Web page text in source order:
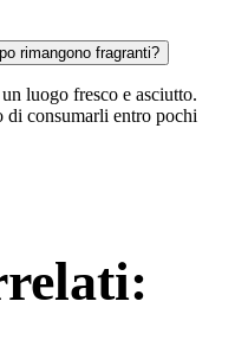
rimangono fragranti?
luogo fresco e asciutto.
consumarli entro pochi